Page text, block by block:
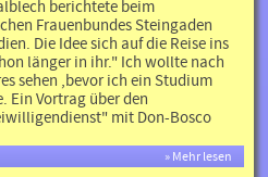
berichtete beim
Frauenbundes Steingaden
Die Idee sich auf die Reise ins
länger in ihr." Ich wollte nach
sehen ,bevor ich ein Studium
Ein Vortrag über den
mit Don-Bosco
» Mehr lesen